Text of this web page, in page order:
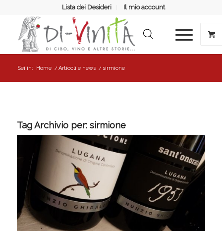
Lista dei Desideri Il mio account
Sei in: Home / Articoli e news / sirmione
Tag Archivio per: sirmione